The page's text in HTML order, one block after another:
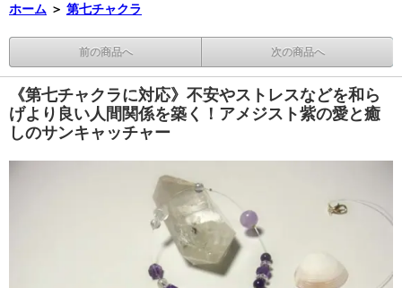
ホーム ＞ 第七チャクラ
前の商品へ 次の商品へ
《第七チャクラに対応》不安やストレスなどを和ら
げより良い人間関係を築く！アメジスト紫の愛と癒
しのサンキャッチャー